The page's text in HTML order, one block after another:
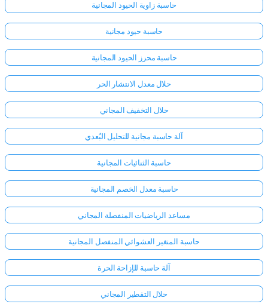
حاسبة زاوية الحيود المجانية
حاسبة حيود مجانية
حاسبة محزز الحيود المجانية
حلال معدل الانتشار الحر
حلال التخفيف المجاني
آلة حاسبة مجانية للتحليل البُعدي
حاسبة الثنائيات المجانية
حاسبة معدل الخصم المجانية
مساعد الرياضيات المنفصلة المجاني
حاسبة المتغير العشوائي المنفصل المجانية
آلة حاسبة للإزاحة الحرة
حلال التقطير المجاني